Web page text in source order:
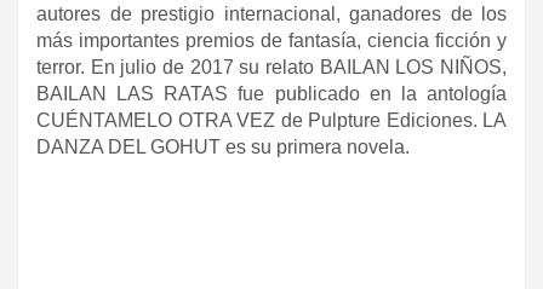
autores de prestigio internacional, ganadores de los
más importantes premios de fantasía, ciencia ficción y
terror. En julio de 2017 su relato BAILAN LOS NIÑOS,
BAILAN LAS RATAS fue publicado en la antología
CUÉNTAMELO OTRA VEZ de Pulpture Ediciones. LA
DANZA DEL GOHUT es su primera novela.